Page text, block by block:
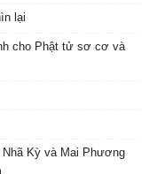
lại
cho Phật tử sơ cơ và
Kỳ và Mai Phương